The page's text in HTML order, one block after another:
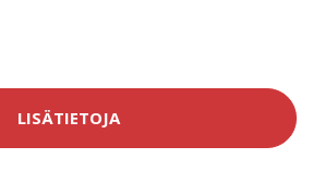
LISÄTIETOJA